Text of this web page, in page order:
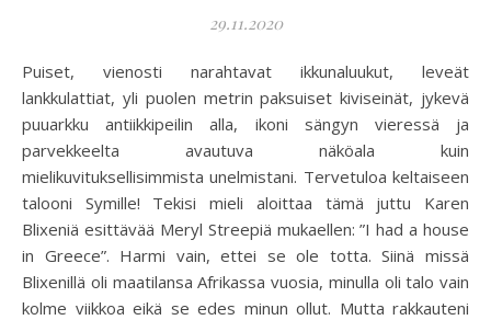
29.11.2020
Puiset, vienosti narahtavat ikkunaluukut, leveät
lankkulattiat, yli puolen metrin paksuiset kiviseinät, jykevä
puuarkku antiikkipeilin alla, ikoni sängyn vieressä ja
parvekkeelta avautuva näköala kuin
mielikuvituksellisimmista unelmistani. Tervetuloa keltaiseen
talooni Symille! Tekisi mieli aloittaa tämä juttu Karen
Blixeniä esittävää Meryl Streepiä mukaellen: ”I had a house
in Greece”. Harmi vain, ettei se ole totta. Siinä missä
Blixenillä oli maatilansa Afrikassa vuosia, minulla oli talo vain
kolme viikkoa eikä se edes minun ollut. Mutta rakkauteni